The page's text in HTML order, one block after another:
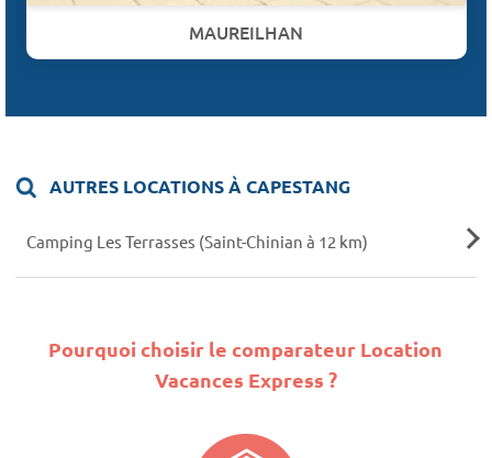
MAUREILHAN
AUTRES LOCATIONS À CAPESTANG
Camping Les Terrasses (Saint-Chinian à 12 km)
Pourquoi choisir le comparateur Location
Vacances Express ?